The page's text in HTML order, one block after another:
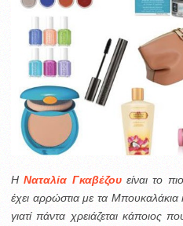
HΝαταλία Γκαβέζουείναι το
έχει αρρώστια με τα
γιατί πάντα χρειάζεται κάποιος